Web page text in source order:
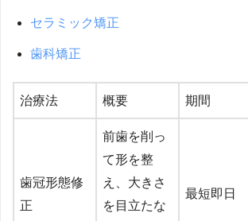
セラミック矯正
歯科矯正
治療法 概要 期間
歯冠形態修
正
前歯を削っ
て形を整
え、大きさ
を目立たな
最短即日